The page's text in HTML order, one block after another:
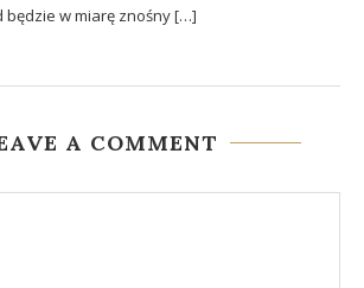
w miarę znośny […]
A COMMENT